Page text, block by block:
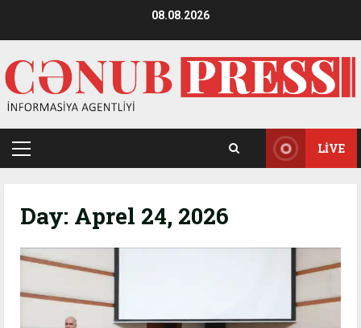
08.08.2026
Primary
LIVE
Day: Aprel 24, 2026